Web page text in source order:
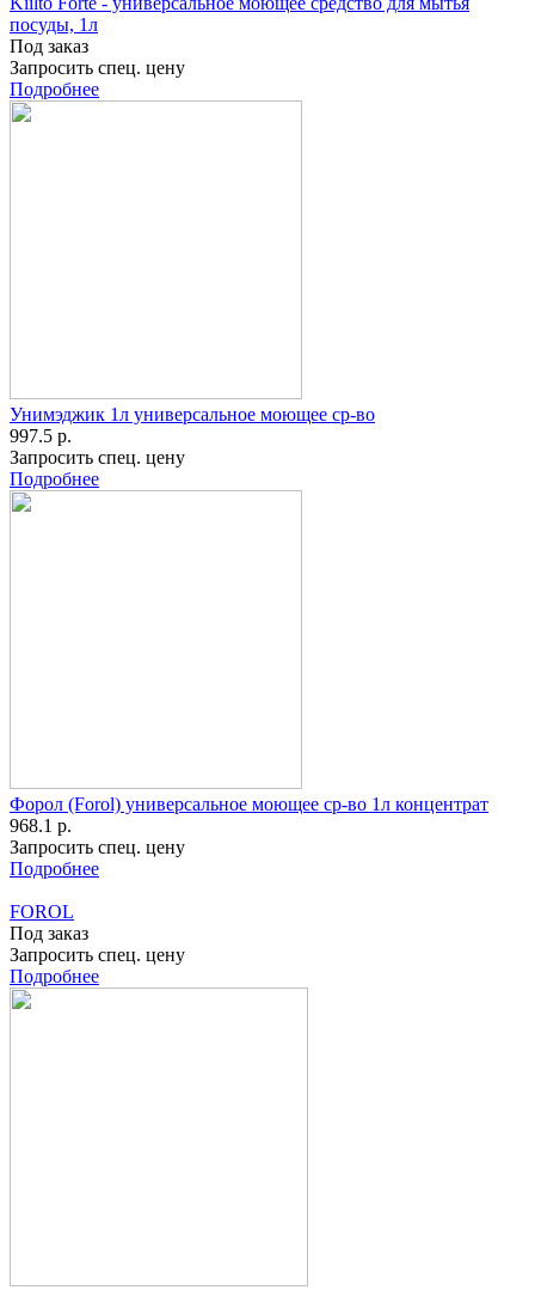
посуды, 1л
Под заказ
Запросить спец. цену
Подробнее
Унимэджик 1л универсальное моющее ср-во
997.5 р.
Запросить спец. цену
Подробнее
Форол (Forol) универсальное моющее ср-во 1л концентрат
968.1 р.
Запросить спец. цену
Подробнее
FOROL
Под заказ
Запросить спец. цену
Подробнее